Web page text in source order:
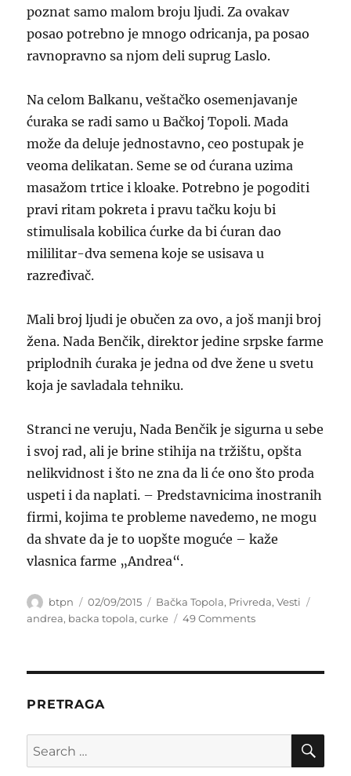
poznat samo malom broju ljudi. Za ovakav
posao potrebno je mnogo odricanja, pa posao
ravnopravno sa njom deli suprug Laslo.
Na celom Balkanu, veštačko osemenjavanje
ćuraka se radi samo u Bačkoj Topoli. Mada
može da deluje jednostavno, ceo postupak je
veoma delikatan. Seme se od ćurana uzima
masažom trtice i kloake. Potrebno je pogoditi
pravi ritam pokreta i pravu tačku koju bi
stimulisala kobilica ćurke da bi ćuran dao
mililitar-dva semena koje se usisava u
razređivač.
Mali broj ljudi je obučen za ovo, a još manji broj
žena. Nada Benčik, direktor jedine srpske farme
priplodnih ćuraka je jedna od dve žene u svetu
koja je savladala tehniku.
Stranci ne veruju, Nada Benčik je sigurna u sebe
i svoj rad, ali je brine stihija na tržištu, opšta
nelikvidnost i što ne zna da li će ono što proda
uspeti i da naplati. – Predstavnicima inostranih
firmi, kojima te probleme navedemo, ne mogu
da shvate da je to uopšte moguće – kaže
vlasnica farme „Andrea“.
Author
btpn
Posted
on
02/09/2015 Categories
Bačka Topola, Privreda,Vesti
andrea, backa topola,curke 49 Commentson
PRETRAGA
Search
for: